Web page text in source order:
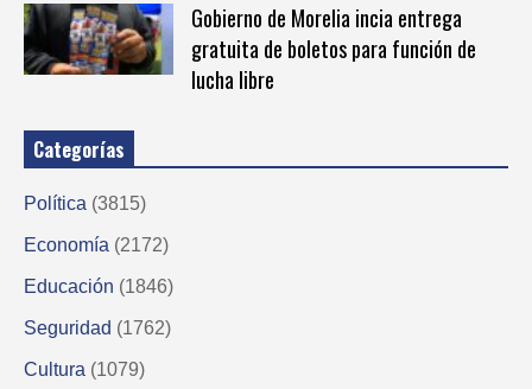
Gobierno de Morelia incia entrega
gratuita de boletos para función de
lucha libre
Categorías
Política (3815)
Economía (2172)
Educación (1846)
Seguridad (1762)
Cultura (1079)